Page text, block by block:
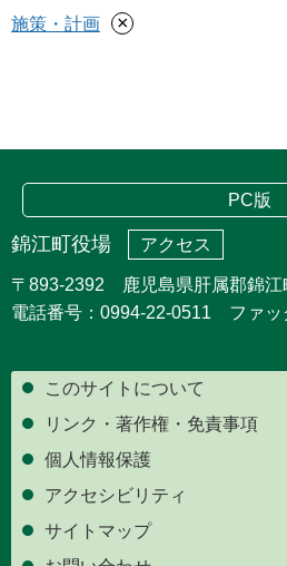
施策・計画 ×
PC版
錦江町役場 アクセス
〒893-2392 鹿児島県肝属郡錦江
電話番号：0994-22-0511 ファッ
このサイトについて
リンク・著作権・免責事項
個人情報保護
アクセシビリティ
サイトマップ